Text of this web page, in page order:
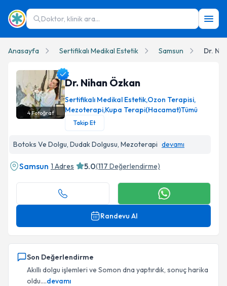
Doktor, klinik ara...
Anasayfa Sertifikalı Medikal Estetik Samsun Dr.
Dr. Nihan Özkan Profil Fotoğrafı
4Fotoğraf
Dr. Nihan Özkan
Sertifikalı Medikal Estetik,Ozon Terapisi,
Mezoterapi,Kupa Terapi(Hacamat)Tümü
Takip Et
Botoks Ve Dolgu, Dudak Dolgusu, Mezoterapi devamı
Samsun 1 Adres 5.0(117 Değerlendirme)
Randevu Al
Son Değerlendirme
Akıllı dolgu işlemleri ve Somon dna yaptırdık, sonuç harika
oldu....devamı